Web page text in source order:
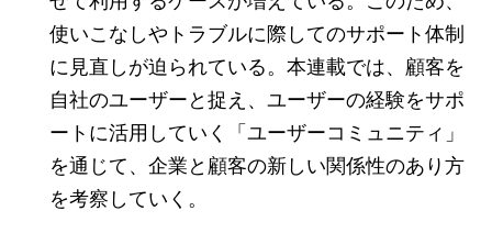
使いこなしやトラブルに際してのサポート体制
に見直しが迫られている。本連載では、顧客を
自社のユーザーと捉え、ユーザーの経験をサポ
ートに活用していく「ユーザーコミュニティ」
を通じて、企業と顧客の新しい関係性のあり方
を考察していく。